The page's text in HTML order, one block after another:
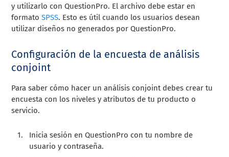
y utilizarlo con QuestionPro. El archivo debe estar en
formatoSPSS. Esto es útil cuando los usuarios desean
utilizar diseños no generados por QuestionPro.
Configuración de la encuesta de análisis
conjoint
Para saber cómo hacer un análisis conjoint debes crear tu
encuesta con los niveles y atributos de tu producto o
servicio.
Inicia sesión en QuestionPro con tu nombre de
usuario y contraseña.